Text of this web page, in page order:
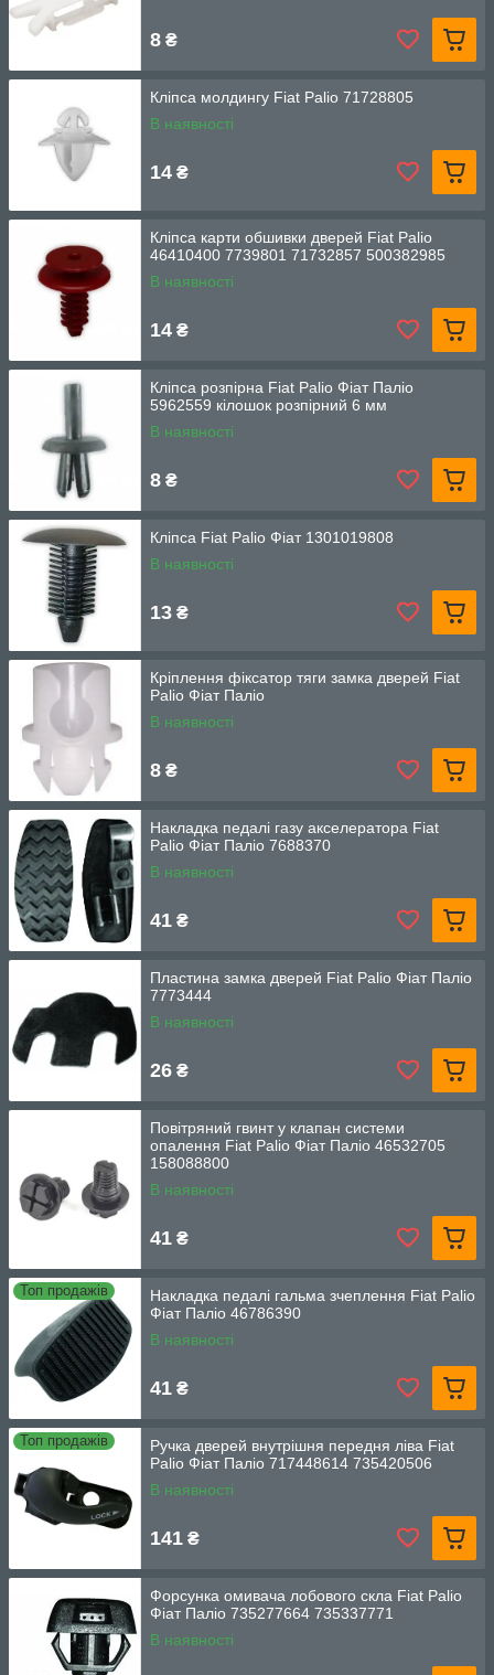
8 ₴
Кліпса молдингу Fiat Palio 71728805
В наявності
14 ₴
Кліпса карти обшивки дверей Fiat Palio
46410400 7739801 71732857 500382985
В наявності
14 ₴
Кліпса розпірна Fiat Palio Фіат Паліо
5962559 кілошок розпірний 6 мм
В наявності
8 ₴
Кліпса Fiat Palio Фіат 1301019808
В наявності
13 ₴
Кріплення фіксатор тяги замка дверей Fiat
Palio Фіат Паліо
В наявності
8 ₴
Накладка педалі газу акселератора Fiat
Palio Фіат Паліо 7688370
В наявності
41 ₴
Пластина замка дверей Fiat Palio Фіат Паліо
7773444
В наявності
26 ₴
Повітряний гвинт у клапан системи
опалення Fiat Palio Фіат Паліо 46532705
158088800
В наявності
41 ₴
Топ продажів
Накладка педалі гальма зчеплення Fiat Palio
Фіат Паліо 46786390
В наявності
41 ₴
Топ продажів
Ручка дверей внутрішня передня ліва Fiat
Palio Фіат Паліо 717448614 735420506
В наявності
141 ₴
Форсунка омивача лобового скла Fiat Palio
Фіат Паліо 735277664 735337771
В наявності